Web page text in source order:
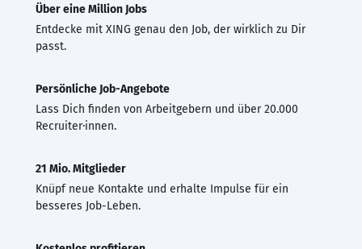
Über eine Million Jobs
Entdecke mit XING genau den Job, der wirklich zu Dir
passt.
Persönliche Job-Angebote
Lass Dich finden von Arbeitgebern und über 20.000
Recruiter·innen.
21 Mio. Mitglieder
Knüpf neue Kontakte und erhalte Impulse für ein
besseres Job-Leben.